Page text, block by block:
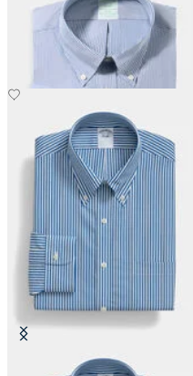
avec col Button Down
Chemise Regular Fit en coton avec